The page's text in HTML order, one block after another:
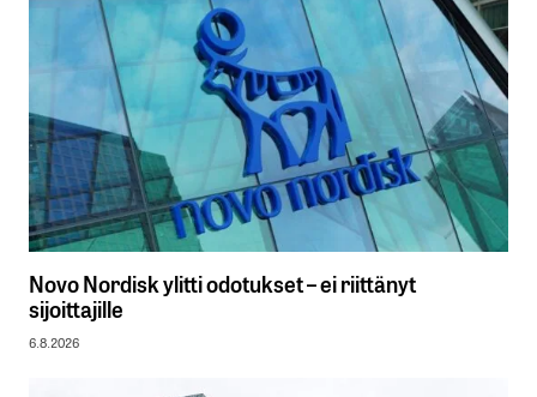
Novo Nordisk ylitti odotukset – ei riittänyt
sijoittajille
6.8.2026